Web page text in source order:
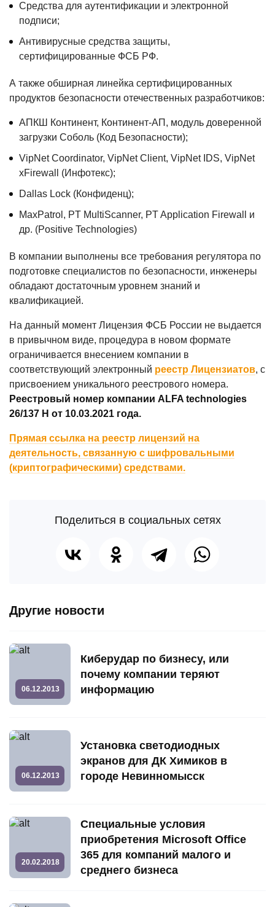
Средства для аутентификации и электронной
подписи;
Антивирусные средства защиты,
сертифицированные ФСБ РФ.
А также обширная линейка сертифицированных
продуктов безопасности отечественных разработчиков:
АПКШ Континент, Континент-АП, модуль доверенной
загрузки Соболь (Код Безопасности);
VipNet Coordinator, VipNet Client, VipNet IDS, VipNet
xFirewall (Инфотекс);
Dallas Lock (Конфиденц);
MaxPatrol, PT MultiScanner, PT Application Firewall и
др. (Positive Technologies)
В компании выполнены все требования регулятора по
подготовке специалистов по безопасности, инженеры
обладают достаточным уровнем знаний и
квалификацией.
На данный момент Лицензия ФСБ России не выдается
в привычном виде, процедура в новом формате
ограничивается внесением компании в
соответствующий электронный реестр Лицензиатов, с
присвоением уникального реестрового номера.
Реестровый номер компании ALFA technologies
26/137 Н от 10.03.2021 года.
Прямая ссылка на реестр лицензий на
деятельность, связанную с шифровальными
(криптографическими) средствами.
Поделиться в социальных сетях
Другие новости
06.12.2013
Киберудар по бизнесу, или
почему компании теряют
информацию
06.12.2013
Установка светодиодных
экранов для ДК Химиков в
городе Невинномысск
20.02.2018
Специальные условия
приобретения Microsoft Office
365 для компаний малого и
среднего бизнеса